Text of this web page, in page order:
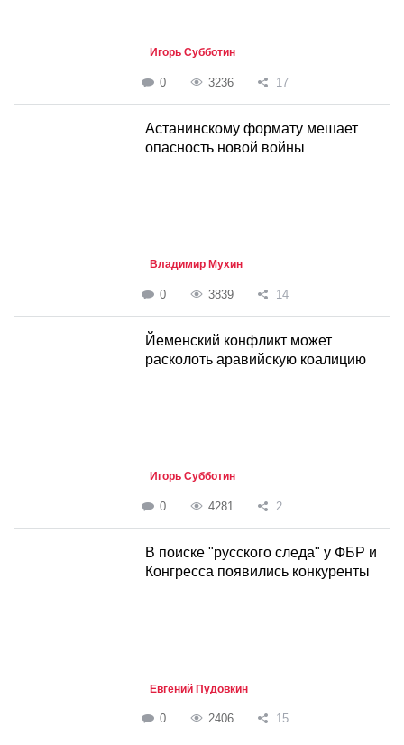
Игорь Субботин
0 3236 17
Астанинскому формату мешает
опасность новой войны
Владимир Мухин
0 3839 14
Йеменский конфликт может
расколоть аравийскую коалицию
Игорь Субботин
0 4281 2
В поиске "русского следа" у ФБР и
Конгресса появились конкуренты
Евгений Пудовкин
0 2406 15